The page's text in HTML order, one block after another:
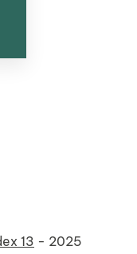
13 - 2025